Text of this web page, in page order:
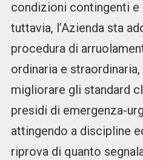
condizioni contingenti e
tuttavia, l’Azienda sta
procedura di
ordinaria e
migliorare gli standard
presidi di emergenza-
attingendo a discipline
riprova di quanto